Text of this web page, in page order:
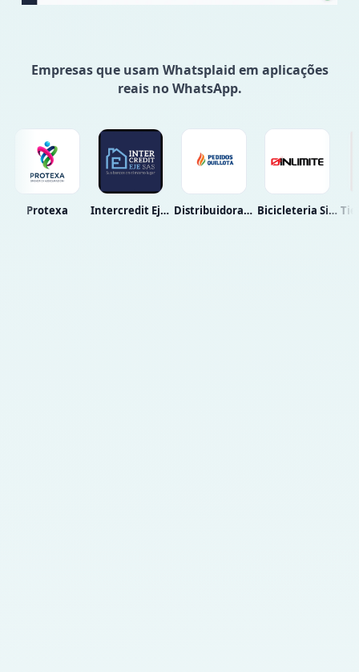
Empresas que usam Whatsplaid em aplicações
reais no WhatsApp.
Intercredit Eje S.a.s. Distribuidora Abastible Bicicleteria Sin Limite Tiendaexpres 2021